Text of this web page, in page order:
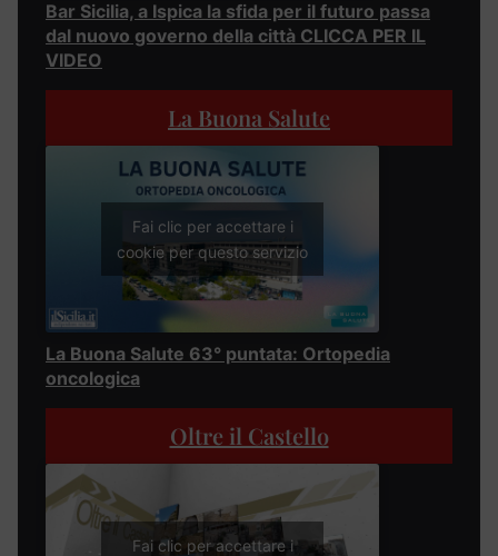
Bar Sicilia, a Ispica la sfida per il futuro passa
dal nuovo governo della città CLICCA PER IL
VIDEO
La Buona Salute
Fai clic per accettare i
cookie per questo servizio
La Buona Salute 63° puntata: Ortopedia
oncologica
Oltre il Castello
Fai clic per accettare i